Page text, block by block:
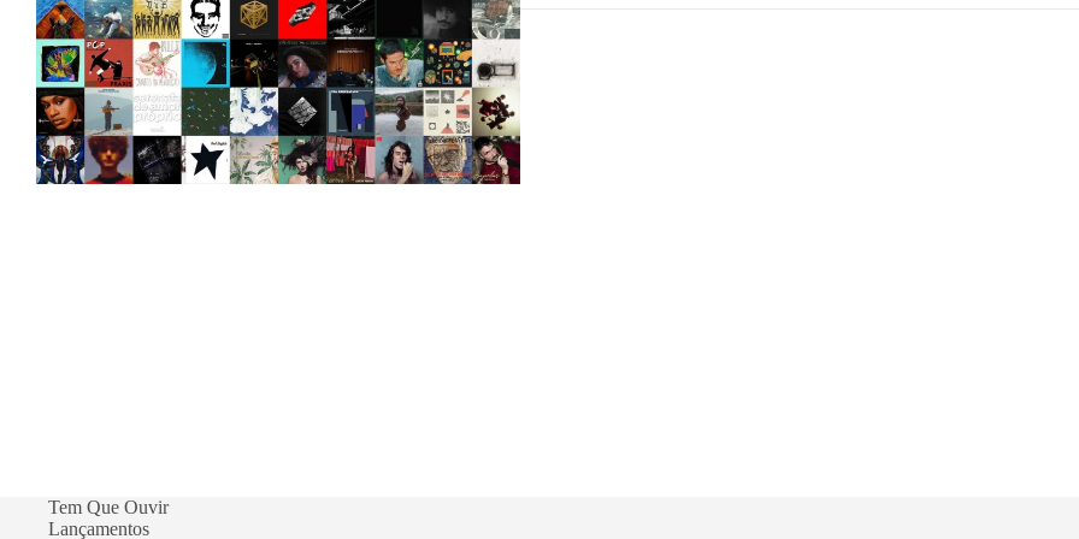
discos
brasileiros
Tem Que Ouvir
Lançamentos